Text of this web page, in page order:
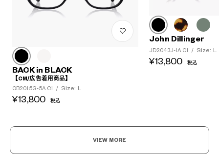
BACK in BLACK
【CM/広告着用商品】
OB2015G-5A C1
/ Size: L
¥13,800 税込
John Dillinger
JD2043J-1A C1 / Size: L
¥13,800 税込
VIEW MORE